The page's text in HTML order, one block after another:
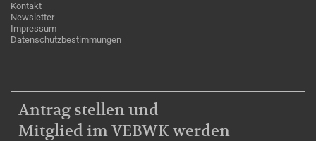
Kontakt
Newsletter
Impressum
Datenschutzbestimmungen
MITGLIEDSCHAFT
Antrag stellen und
Mitglied im VEBWK werden